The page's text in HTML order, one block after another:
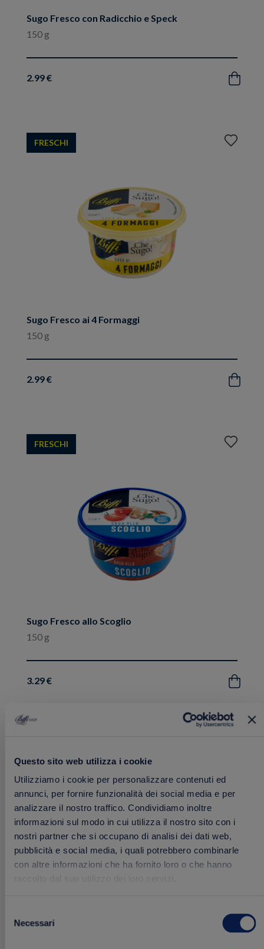
Questo sito web utilizza i cookie
Utilizziamo i cookie per personalizzare contenuti ed
annunci, per fornire funzionalità dei social media e per
analizzare il nostro traffico. Condividiamo inoltre
informazioni sul modo in cui utilizza il nostro sito con i
nostri partner che si occupano di analisi dei dati web,
pubblicità e social media, i quali potrebbero combinarle
con altre informazioni che ha fornito loro o che hanno
delNecessari
Sugo Fresco con Radicchio e Speck
150 g
2.99 € Acquista
Sugo Fresco ai 4 Formaggi
150 g
2.99 € Acquista
FRESCHI
Aggiungi
Sugo Fresco allo Scoglio
150 g
3.29 € Acquista
FRESCHI
Aggiungi
Crema Fresca al Tartufo